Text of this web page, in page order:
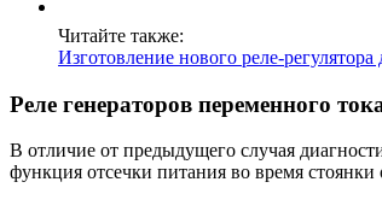
Читайте также:
Изготовление нового реле-
Реле генераторов переменного
В отличие от предыдущего случая
функция отсечки питания во время